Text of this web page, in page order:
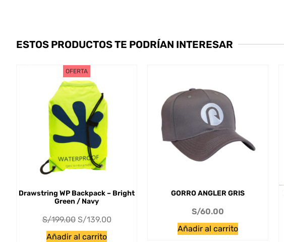
ESTOS PRODUCTOS TE PODRÍAN INTERESAR
OFERTA
Drawstring WP Backpack – Bright
Green / Navy
S/199.00 S/139.00
Añadir al carrito
GORRO ANGLER GRIS
S/60.00
Añadir al carrito